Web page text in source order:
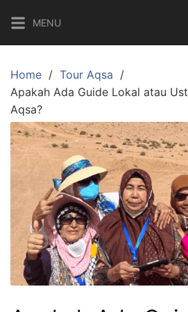
content
MENU
Home
Tour Aqsa
Apakah Ada Guide Lokal atau
Aqsa?